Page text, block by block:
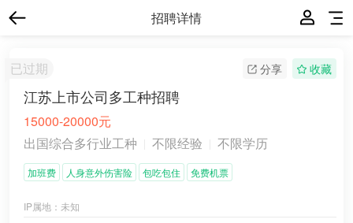
招聘详情
分享 收藏
已过期
江苏上市公司多工种招聘
15000-20000元
出国综合多行业工种
不限经验 不限学历
加班费 人身意外伤害险 包吃包住 免费机票
IP属地： 未知